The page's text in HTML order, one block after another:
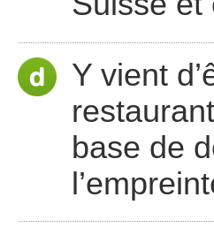
Y vient
base de